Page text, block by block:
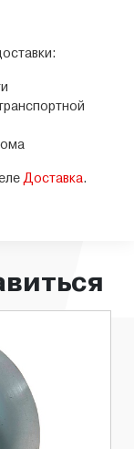
Доставка.